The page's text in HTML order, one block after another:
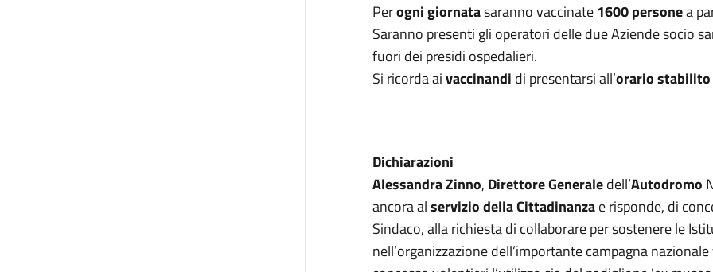
Perogni giornatasaranno vaccinate1600 personea
Saranno presenti gli operatori delle due Aziende socio
fuori dei presidi ospedalieri.
Si ricorda aivaccinandi di presentarsi all’orario stabilito
Dichiarazioni
Alessandra Zinno, Direttore Generaledell’Autodromo
ancora alservizio della Cittadinanzae risponde, di
Sindaco, alla richiesta di collaborare per sostenere le
nell’organizzazione dell’importante campagna